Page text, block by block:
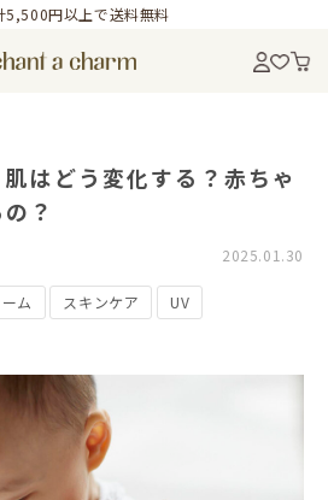
5,500円以上で送料無料
はどう変化する？赤ちゃ
？
2025.01.30
ム スキンケア UV